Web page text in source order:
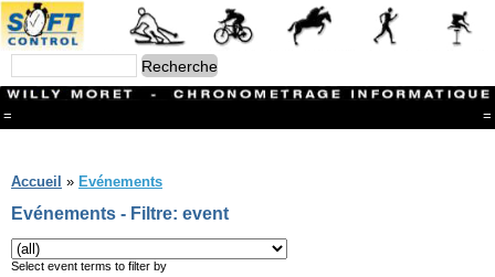
= =
Branches
CONTACT
Ski ALPIN
Triathlon
Accueil » Evénements
Evénements - Filtre: event
Select event terms to filter by